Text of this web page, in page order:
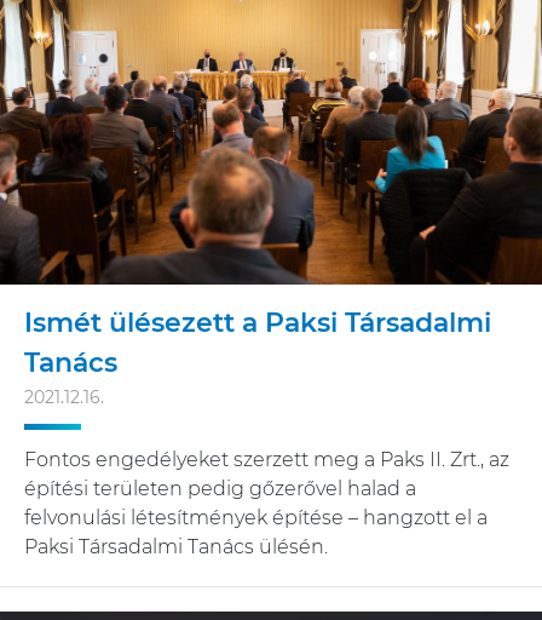
Ismét ülésezett a Paksi Társadalmi
Tanács
2021.12.16.
Fontos engedélyeket szerzett meg a Paks II. Zrt., az
építési területen pedig gőzerővel halad a
felvonulási létesítmények építése – hangzott el a
Paksi Társadalmi Tanács ülésén.